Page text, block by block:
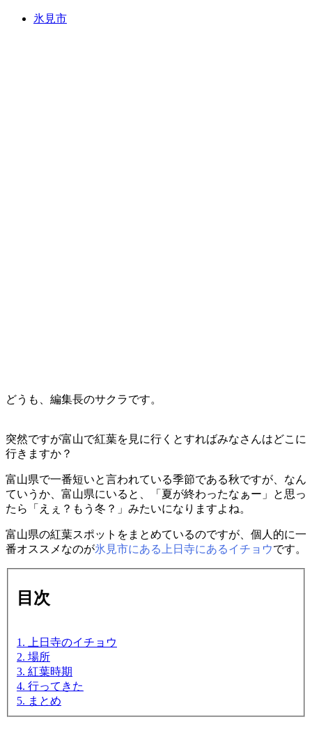
氷見市
どうも、編集長のサクラです。
突然ですが富山で紅葉を見に行くとすればみなさんはどこに
行きますか？
富山県で一番短いと言われている季節である秋ですが、なん
ていうか、富山県にいると、「夏が終わったなぁー」と思っ
たら「えぇ？もう冬？」みたいになりますよね。
富山県の紅葉スポットをまとめているのですが、個人的に一
番オススメなのが氷見市にある上日寺にあるイチョウです。
目次
1. 上日寺のイチョウ
2. 場所
3. 紅葉時期
4. 行ってきた
5. まとめ